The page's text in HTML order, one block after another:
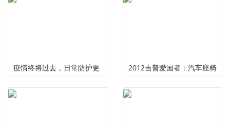
疫情终将过去，日常防护更
应时刻警惕！
2012吉普爱国者：汽车座椅
检查